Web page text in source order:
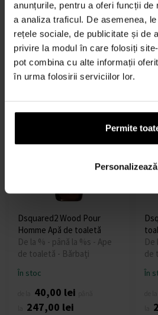
anunțurile, pentru a oferi funcții de
a analiza traficul. De asemenea,
rețele sociale, de publicitate și de
privire la modul în care folosiți
pot combina cu alte informații
în urma folosirii serviciilor lor.
Permite
Personalizează
Dsquared2 Wood Pour
Femme Apă de toaletă
De la % - până la %s - Ape
de toaletă - Femei
În stoc
Dsquared2 Wood Pour
Homme Apă de toaletă
De la % - până la %s - Ape
de toaletă - Bărbați
În stoc
40,00 lei
247,00 lei
De
de
În